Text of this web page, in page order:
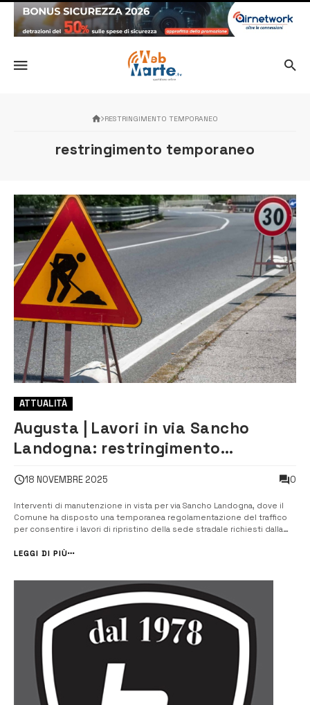
RESTRINGIMENTO TEMPORANEO
restringimento temporaneo
ATTUALITÀ
Augusta | Lavori in via Sancho
Landogna: restringimento
19 al 21 novembre
18 NOVEMBRE 2025 0
Interventi di manutenzione in vista per via Sancho Landogna, dove il
Comune ha disposto una temporanea regolamentazione del traffico
per consentire i lavori di ripristino della sede stradale richiesti dalla
“Polizia municipale”, prevede un restringimento della carreggiata nel
LEGGI DI PIÙ